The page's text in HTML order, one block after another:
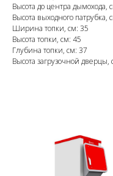
Высота до центра дымохода,
Высота выходного патрубка,
Ширина топки, см: 35
Высота топки, см: 45
Глубина топки, см: 37
Высота загрузочной дверцы,